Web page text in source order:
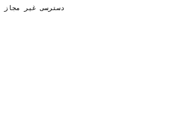
دسترسی غیر مجاز